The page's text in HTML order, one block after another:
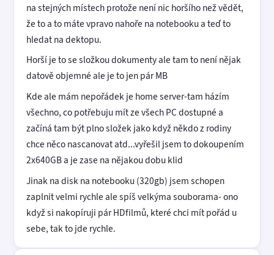
na stejných místech protože není nic horšího než vědět,
že to a to máte vpravo nahoře na notebooku a teď to
hledat na dektopu.
Horší je to se složkou dokumenty ale tam to není nějak
datově objemné ale je to jen pár MB
Kde ale mám nepořádek je home server-tam házím
všechno, co potřebuju mít ze všech PC dostupné a
začíná tam být plno složek jako když někdo z rodiny
chce něco nascanovat atd...vyřešil jsem to dokoupením
2x640GB a je zase na nějakou dobu klid
Jinak na disk na notebooku (320gb) jsem schopen
zaplnit velmi rychle ale spíš velkýma souborama- ono
když si nakopíruji pár HDfilmů, které chci mít pořád u
sebe, tak to jde rychle.